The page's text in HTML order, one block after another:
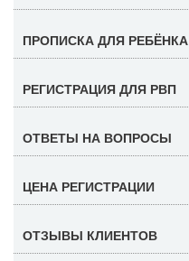
ПРОПИСКА ДЛЯ РЕБЁНКА
РЕГИСТРАЦИЯ ДЛЯ РВП
ОТВЕТЫ НА ВОПРОСЫ
ЦЕНА РЕГИСТРАЦИИ
ОТЗЫВЫ КЛИЕНТОВ